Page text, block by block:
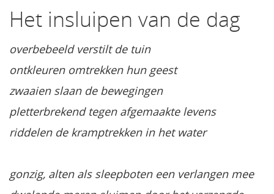
Het insluipen van de dag
overbebeeld verstilt de tuin
ontkleuren omtrekken hun geest
zwaaien slaan de bewegingen
pletterbrekend tegen afgemaakte levens
riddelen de kramptrekken in het water
gonzig, alten als sleepboten een verlangen mee